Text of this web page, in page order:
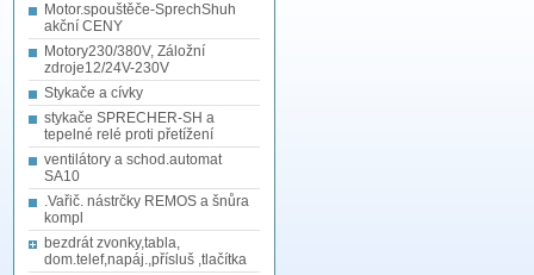
Motor.spouštěče-SprechShuh
akční CENY
Motory230/380V, Záložní
zdroje12/24V-230V
Stykače a cívky
stykače SPRECHER-SH a
tepelné relé proti přetížení
ventilátory a schod.automat
SA10
.Vařič. nástrčky REMOS a šnůra
kompl
bezdrát zvonky,tabla,
dom.telef,napáj.,přísluš ,tlačítka